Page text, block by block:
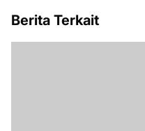
Berita Terkait